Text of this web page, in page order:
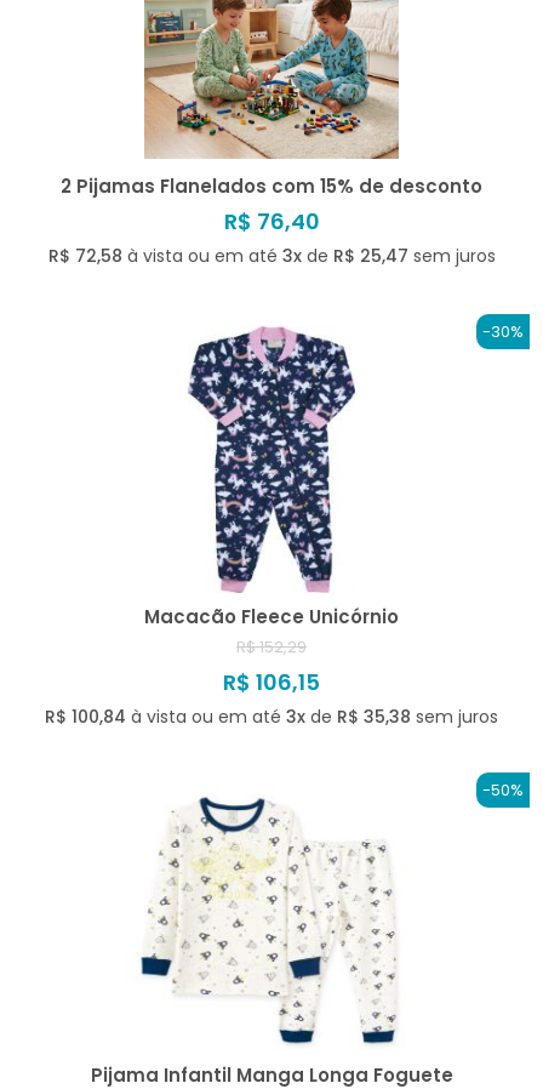
2 Pijamas Flanelados com 15% de desconto
R$ 76,40
R$ 72,58 à vista ou em até 3xde R$ 25,47 sem juros
-30%
Macacão Fleece Unicórnio
R$ 152,29
R$ 106,15
R$ 100,84 à vista ou em até 3x de R$ 35,38 sem juros
-50%
Pijama Infantil Manga Longa Foguete